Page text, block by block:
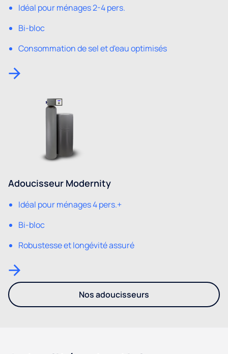
Idéal pour ménages 2-4 pers.
Bi-bloc
Consommation de sel et d'eau optimisés
Adoucisseur Modernity
Idéal pour ménages 4 pers.+
Bi-bloc
Robustesse et longévité assuré
Nos adoucisseurs- Découvrez notre gamme